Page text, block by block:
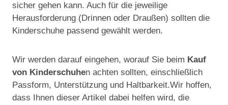
sicher gehen kann. Auch für die jeweilige
Herausforderung (Drinnen oder Draußen) sollten die
Kinderschuhe passend gewählt werden.
Wir werden darauf eingehen, worauf Sie beim Kauf
von Kinderschuhen achten sollten, einschließlich
Passform, Unterstützung und Haltbarkeit.Wir hoffen,
dass Ihnen dieser Artikel dabei helfen wird, die